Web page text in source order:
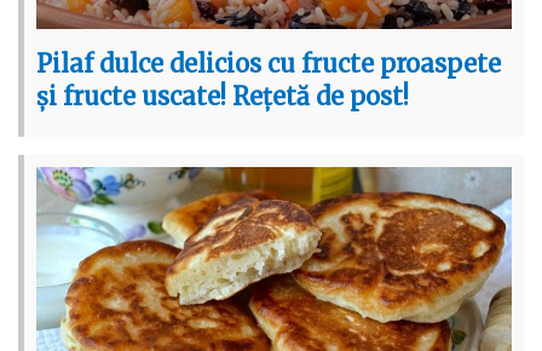
Pilaf dulce delicios cu fructe proaspete
și fructe uscate! Rețetă de post!